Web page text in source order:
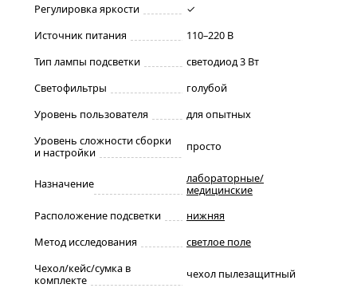
Регулировка яркости
✓
Источник питания
110–220 В
Тип лампы подсветки
светодиод 3 Вт
Светофильтры
голубой
Уровень пользователя
для опытных
Уровень сложности сборки
и настройки
просто
Назначение
лабораторные/
медицинские
Расположение подсветки
нижняя
Метод исследования
светлое поле
Чехол/кейс/сумка в
комплекте
чехол пылезащитный